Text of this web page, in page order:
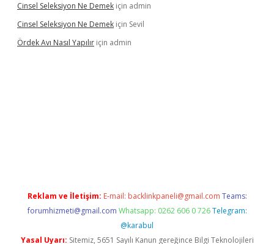
Cinsel Seleksiyon Ne Demek için admin
Cinsel Seleksiyon Ne Demek için Sevil
Ördek Avı Nasıl Yapılır için admin
Reklam ve İletişim: E-mail: backlinkpaneli@gmail.com Teams:
forumhizmeti@gmail.com Whatsapp: 0262 606 0 726 Telegram:
@karabul
Yasal Uyarı: Sitemiz, 5651 Sayılı Kanun gereğince Bilgi Teknolojileri